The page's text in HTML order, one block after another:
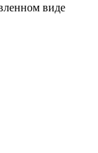
виде